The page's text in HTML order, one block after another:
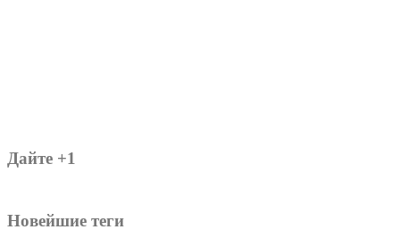
Дайте +1
Новейшие теги